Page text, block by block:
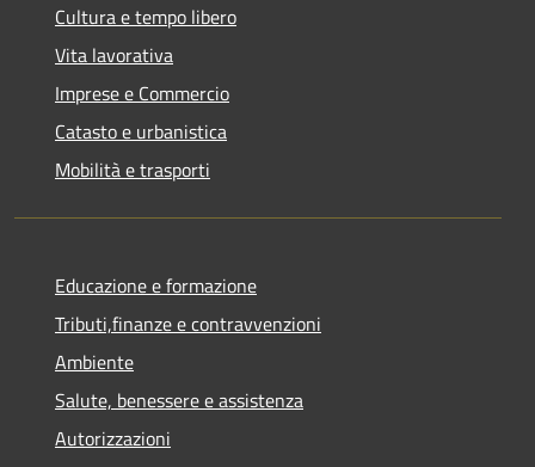
Cultura e tempo libero
Vita lavorativa
Imprese e Commercio
Catasto e urbanistica
Mobilità e trasporti
Educazione e formazione
Tributi,finanze e contravvenzioni
Ambiente
Salute, benessere e assistenza
Autorizzazioni